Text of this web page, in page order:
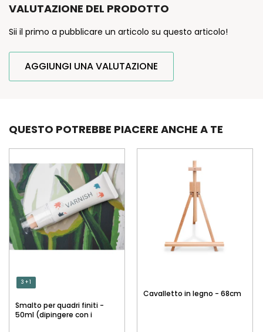
VALUTAZIONE DEL PRODOTTO
Sii il primo a pubblicare un articolo su questo articolo!
AGGIUNGI UNA VALUTAZIONE
QUESTO POTREBBE PIACERE ANCHE A TE
3 + 1
Smalto per quadri finiti -
50ml (dipingere con i
Cavalletto in legno - 68cm